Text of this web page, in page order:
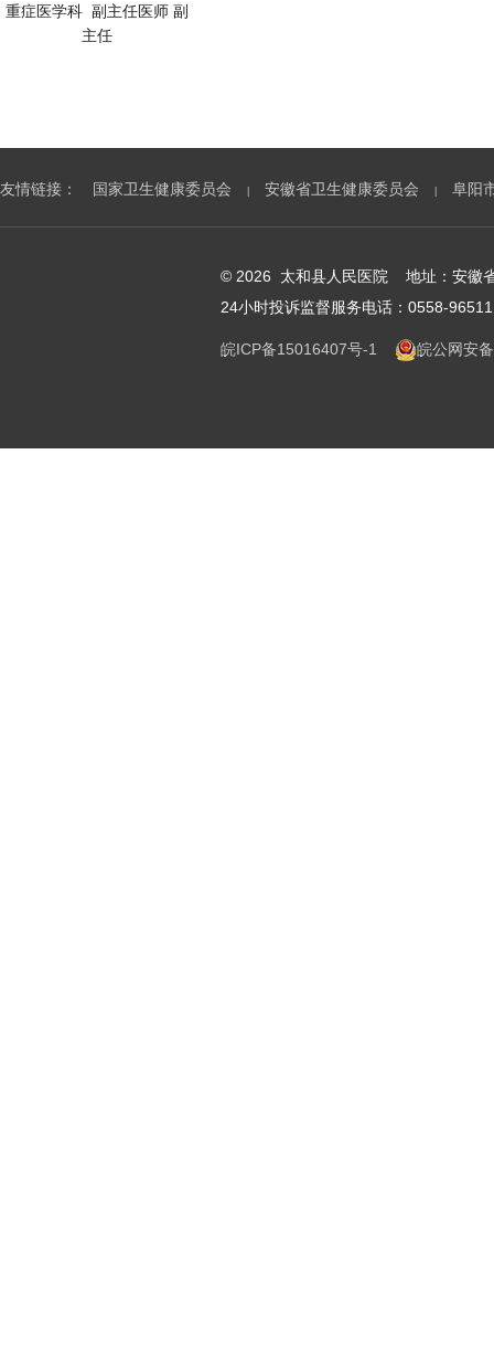
重症医学科 副主任医师 副
主任
友情链接： 国家卫生健康委员会 安徽省卫生健康委员会 阜阳
© 2026 太和县人民医院 地址：安徽
24小时投诉监督服务电话：0558-96511
皖ICP备15016407号-1 皖公网安